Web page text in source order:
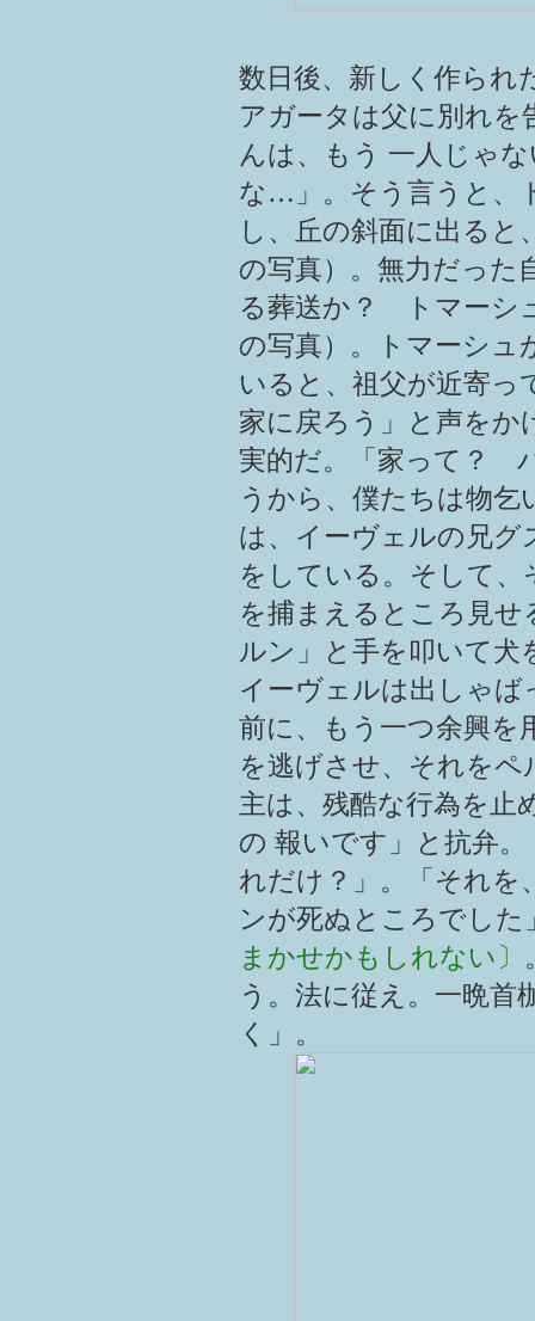
数日後、新しく作られ
アガータは父に別れを
んは、もう 一人じゃ
な…」。そう言うと、
し、丘の斜面に出ると
の写真）。無力だっ
る葬送か？ トマーシ
の写真）。トマーシュ
いると、祖父が近寄っ
家に戻ろう」と声をか
実的だ。「家って？
うから、僕たちは物乞
は、イーヴェルの兄グ
をしている。そして、
を捕まえるところ見せ
ルン」と手を叩いて犬
イーヴェルは出しゃば
前に、もう一つ余興を
を逃げさせ、それを
主は、残酷な行為を止
の 報いです」と抗弁
れだけ？」。「それを
ンが死ぬところでした
まかせかもしれない〕
う。法に従え。一晩首
く」。